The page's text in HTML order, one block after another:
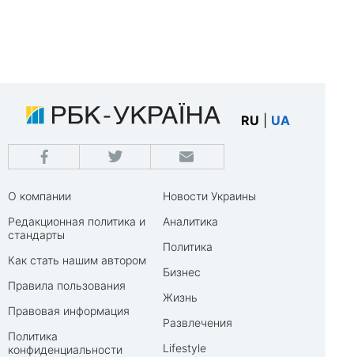
RU UA
О компании
Редакционная политика и
стандарты
Как стать нашим автором
Правила пользования
Правовая информация
Политика
конфиденциальности
Новости Украины
Аналитика
Политика
Бизнес
Жизнь
Развлечения
Lifestyle